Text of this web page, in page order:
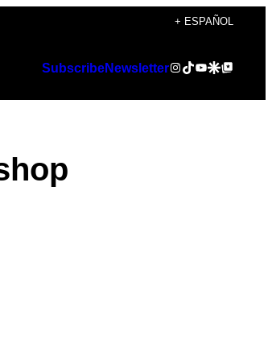
+ ESPAÑOL
SubscribeNewsletterInstagram
TikTok
YouTube
Google Discover
Google Top Posts